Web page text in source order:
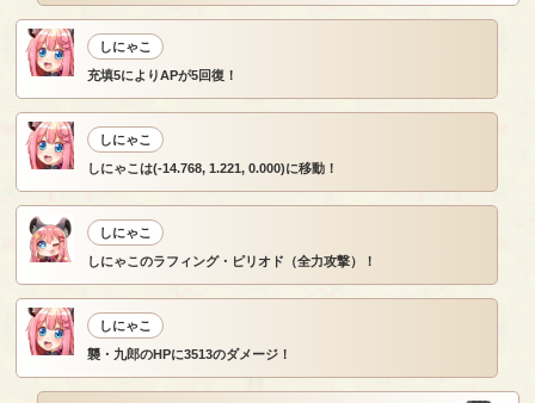
しにゃこ
充填5によりAPが5回復！
しにゃこ
しにゃこは(-14.768, 1.221, 0.000)に移動！
しにゃこ
しにゃこのラフィング・ピリオド（全力攻撃）！
しにゃこ
襲・九郎のHPに3513のダメージ！